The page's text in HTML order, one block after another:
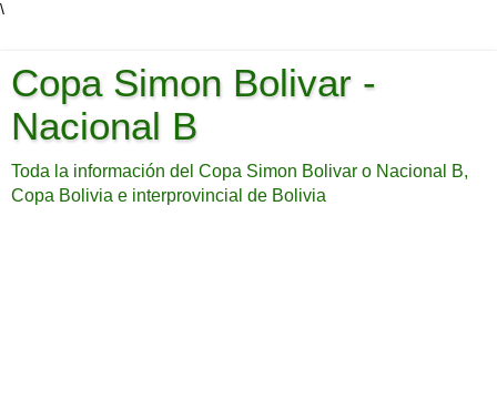
\
Copa Simon Bolivar -
Nacional B
Toda la información del Copa Simon Bolivar o Nacional B,
Copa Bolivia e interprovincial de Bolivia